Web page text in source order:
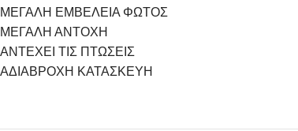
ΜΕΓΑΛΗ ΕΜΒΕΛΕΙΑ ΦΩΤΟΣ
ΜΕΓΑΛΗ ΑΝΤΟΧΗ
ΑΝΤΕΧΕΙ ΤΙΣ ΠΤΩΣΕΙΣ
ΑΔΙΑΒΡΟΧΗ ΚΑΤΑΣΚΕΥΗ